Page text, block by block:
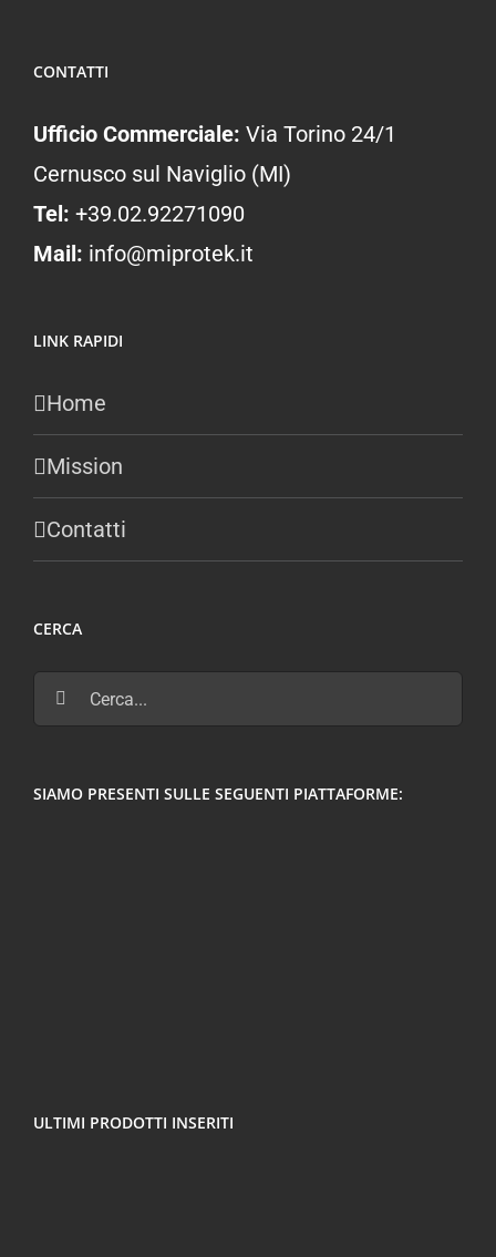
CONTATTI
Ufficio Commerciale: Via Torino 24/1
Cernusco sul Naviglio (MI)
Tel: +39.02.92271090
Mail: info@miprotek.it
LINK RAPIDI
Home
Mission
Contatti
CERCA
Cerca
per:
SIAMO PRESENTI SULLE SEGUENTI PIATTAFORME:
ULTIMI PRODOTTI INSERITI